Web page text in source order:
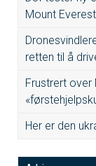
Mount Everest
retten til å
Frustrert over
Her er den